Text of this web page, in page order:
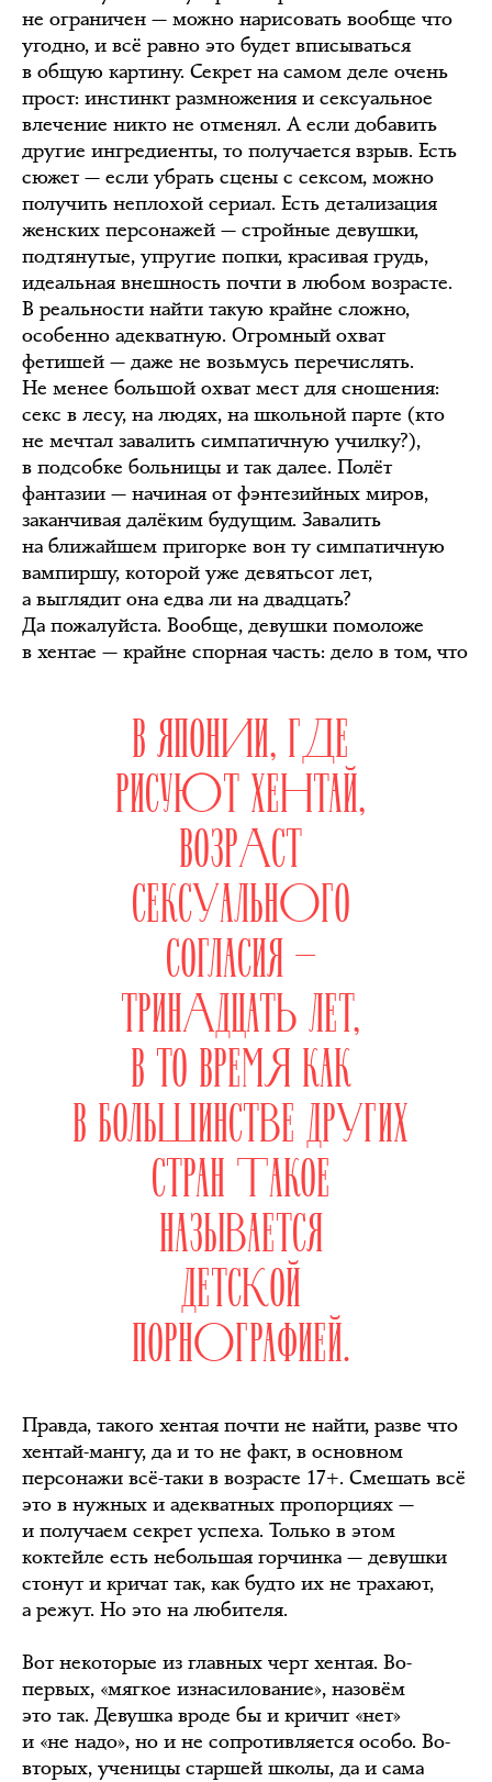
не ограничен — можно нарисовать вообще что
угодно, и всё равно это будет вписываться
в общую картину. Секрет на самом деле очень
прост: инстинкт размножения и сексуальное
влечение никто не отменял. А если добавить
другие ингредиенты, то получается взрыв. Есть
сюжет — если убрать сцены с сексом, можно
получить неплохой сериал. Есть детализация
женских персонажей — стройные девушки,
подтянутые, упругие попки, красивая грудь,
идеальная внешность почти в любом возрасте.
В реальности найти такую крайне сложно,
особенно адекватную. Огромный охват
фетишей — даже не возьмусь перечислять.
Не менее большой охват мест для сношения:
секс в лесу, на людях, на школьной парте (кто
не мечтал завалить симпатичную училку?),
в подсобке больницы и так далее. Полёт
фантазии — начиная от фэнтезийных миров,
заканчивая далёким будущим. Завалить
на ближайшем пригорке вон ту симпатичную
вампиршу, которой уже девятьсот лет,
а выглядит она едва ли на двадцать?
Да пожалуйста. Вообще, девушки помоложе
в хентае — крайне спорная часть: дело в том, что
В ЯПОНИИ, ГДЕ
РИСУЮТ ХЕНТАЙ,
ВОЗРАСТ
СЕКСУАЛЬНОГО
СОГЛАСИЯ —
ТРИНАДЦАТЬ ЛЕТ,
В ТО ВРЕМЯ КАК
В БОЛЬШИНСТВЕ ДРУГИХ
СТРАН ТАКОЕ
НАЗЫВАЕТСЯ
ДЕТСКОЙ
ПОРНОГРАФИЕЙ.
Правда, такого хентая почти не найти, разве что
хентай-мангу, да и то не факт, в основном
персонажи всё-таки в возрасте 17+. Смешать всё
это в нужных и адекватных пропорциях —
и получаем секрет успеха. Только в этом
коктейле есть небольшая горчинка — девушки
стонут и кричат так, как будто их не трахают,
а режут. Но это на любителя.
Вот некоторые из главных черт хентая. Во-
первых, «мягкое изнасилование», назовём
это так. Девушка вроде бы и кричит «нет»
и «не надо», но и не сопротивляется особо. Во-
вторых, ученицы старшей школы, да и сама